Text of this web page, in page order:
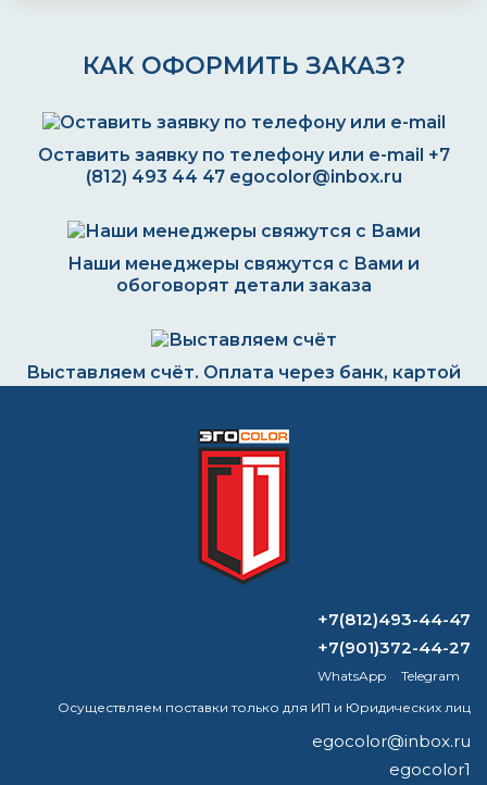
КАК ОФОРМИТЬ ЗАКАЗ?
Оставить заявку по телефону или e-mail +7
(812) 493 44 47 egocolor@inbox.ru
Наши менеджеры свяжутся с Вами и
обоговорят детали заказа
Выставляем счёт. Оплата через банк, картой
Формируем заказ и отправляем транспортной
ВОПРОС-ОТВЕТ
Можно ли смешивать уайт-спирит и
растворитель?
Эффективна ли огнезащитная краска?
+7(812)493-44-47
+7(901)372-44-27
WhatsApp
Telegram
Осуществляем поставки только для ИП и Юридических лиц
egocolor@inbox.ru
egocolor1